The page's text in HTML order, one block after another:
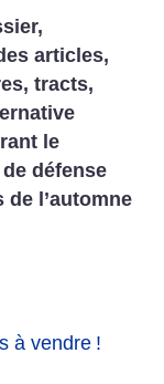
articles,
tracts,
le
défense
de l’automne
à vendre !